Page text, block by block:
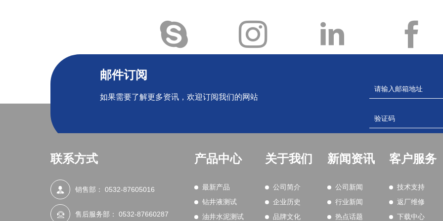
邮件订阅
如果需要了解更多资讯，欢迎订阅我们的网站
联系方式
销售部： 0532-87605016
售后服务部： 0532-87660287
产品中心
最新产品
钻井液测试
油井水泥测试
关于我们
公司简介
企业历史
品牌文化
新闻资讯
公司新闻
行业新闻
热点话题
客户服务
技术支持
返厂维修
下载中心